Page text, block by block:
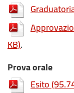
KB).
Prova orale
Esito